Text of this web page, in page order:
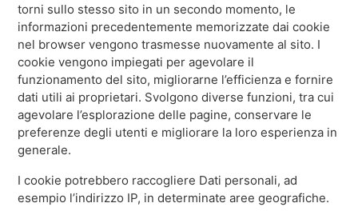
Resort e casinò
torni sullo stesso sito in un secondo momento, le
informazioni precedentemente memorizzate dai cookie
nel browser vengono trasmesse nuovamente al sito. I
cookie vengono impiegati per agevolare il
funzionamento del sito, migliorarne l’efficienza e fornire
dati utili ai proprietari. Svolgono diverse funzioni, tra cui
agevolare l’esplorazione delle pagine, conservare le
preferenze degli utenti e migliorare la loro esperienza in
generale.
I cookie potrebbero raccogliere Dati personali, ad
esempio l’indirizzo IP, in determinate aree geografiche.